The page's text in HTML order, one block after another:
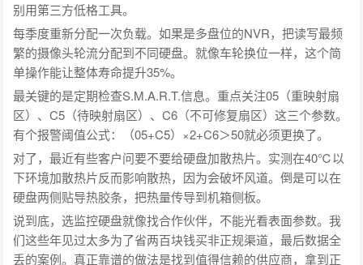
别用第三方低格工具。
每季度重新分配一次负载。如果是多盘位的NVR，把读写最频
繁的摄像头轮流分配到不同硬盘。就像车轮换位一样，这个简
单操作能让整体寿命提升35%。
最关键的是定期检查S.M.A.R.T.信息。重点关注05（重映射扇
区）、C5（待映射扇区）、C6（不可修复扇区）这三个参数。
有个报警阈值公式：（05+C5）×2+C6＞50就必须更换了。
对了，最近有些客户问要不要给硬盘加散热片。实测在40℃以
下环境加散热片反而影响散热，因为会破坏风道。倒是可以在
硬盘两侧贴导热胶条，把热量传导到机箱侧板。
说到底，选监控硬盘就像找合作伙伴，不能光看表面参数。我
们这些年见过太多为了省两百块钱买非正规渠道，最后数据全
丢的案例。真正靠谱的做法是找到值得信赖的供应商，拿到正